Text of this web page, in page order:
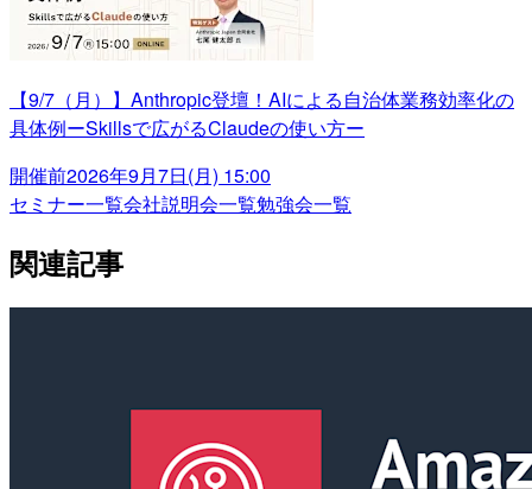
【9/7（月）】Anthropic登壇！AIによる自治体業務効率化の
具体例ーSkillsで広がるClaudeの使い方ー
開催前2026年9月7日(月) 15:00
セミナー一覧会社説明会一覧勉強会一覧
関連記事